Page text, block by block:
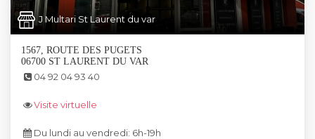
J Multari St Laurent du var
1567, ROUTE DES PUGETS
06700 ST LAURENT DU VAR
04 92 04 93 40
Visite virtuelle
Du lundi au vendredi: 6h-19h